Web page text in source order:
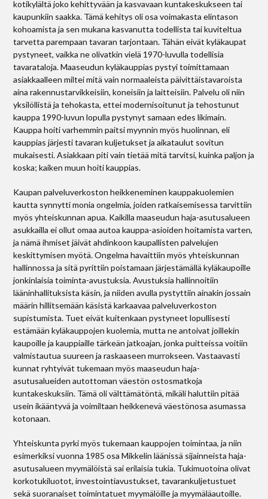
kotikylältä joko kehittyvään ja kasvavaan kuntakeskukseen tai
kaupunkiin saakka. Tämä kehitys oli osa voimakasta elintason
kohoamista ja sen mukana kasvanutta todellista tai kuviteltua
tarvetta parempaan tavaran tarjontaan. Tähän eivät kyläkaupat
pystyneet, vaikka ne olivatkin vielä 1970-luvulla todellisia
tavarataloja. Maaseudun kyläkauppias pystyi toimittamaan
asiakkaalleen miltei mitä vain normaaleista päivittäistavaroista
aina rakennustarvikkeisiin, koneisiin ja laitteisiin. Palvelu oli niin
yksilöllistä ja tehokasta, ettei modernisoitunut ja tehostunut
kauppa 1990-luvun lopulla pystynyt samaan edes likimain.
Kauppa hoiti varhemmin paitsi myynnin myös huolinnan, eli
kauppias järjesti tavaran kuljetukset ja aikataulut sovitun
mukaisesti. Asiakkaan piti vain tietää mitä tarvitsi, kuinka paljon ja
koska; kaiken muun hoiti kauppias.
Kaupan palveluverkoston heikkeneminen kauppakuolemien
kautta synnytti monia ongelmia, joiden ratkaisemisessa tarvittiin
myös yhteiskunnan apua. Kaikilla maaseudun haja-asutusalueen
asukkailla ei ollut omaa autoa kauppa-­asioiden hoitamista varten,
ja nämä ihmiset jäivät ahdinkoon kaupallisten palvelujen
keskittymisen myötä. Ongelma havaittiin myös yhteiskunnan
hallinnossa ja sitä pyrittiin poistamaan järjestämällä kyläkaupoille
jonkinlaisia toiminta-avustuksia. Avustuksia hallinnoitiin
lääninhallituksista käsin, ja niiden avulla pystyttiin ainakin jossain
määrin hillitsemään käsistä karkaavaa palveluverkoston
supistumista. Tuet eivät kuitenkaan pystyneet lopullisesti
estämään kyläkauppojen kuolemia, mutta ne antoivat joillekin
kaupoille ja kauppiaille tärkeän jatkoajan, jonka puitteissa voitiin
valmistautua suureen ja raskaaseen murrokseen. Vastaavasti
kunnat ryhtyivät tukemaan myös maaseudun haja-
asutusalueiden autottoman väestön ostosmatkoja
kuntakeskuksiin. Tämä oli välttämätöntä, mikäli haluttiin pitää
usein ikääntyvä ja voimiltaan heikkenevä väestönosa asumassa
kotonaan.
Yhteiskunta pyrki myös tukemaan kauppojen toimintaa, ja niin
esimerkiksi vuonna 1985 osa Mikkelin läänissä sijainneista haja-
asutusalueen myymälöistä sai erilaisia tukia. Tukimuotoina olivat
korkotukiluotot, investointiavustukset, tavarankuljetustuet
sekä suoranaiset toimintatuet myymälöille ja myymäläautoille.